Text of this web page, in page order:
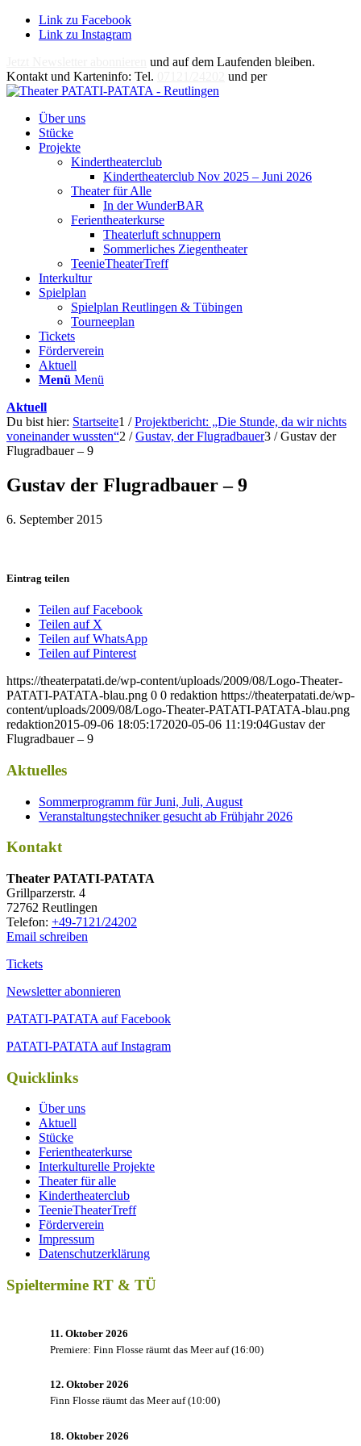
Link zu Facebook
Link zu Instagram
und auf dem Laufenden bleiben.
Kontakt und Karteninfo: Tel.
und per
Über uns
Stücke
Projekte
Kindertheaterclub
Kindertheaterclub Nov 2025 – Juni 2026
Theater für Alle
In der WunderBAR
Ferientheaterkurse
Theaterluft schnuppern
Sommerliches Ziegentheater
TeenieTheaterTreff
Interkultur
Spielplan
Spielplan Reutlingen & Tübingen
Tourneeplan
Tickets
Förderverein
Aktuell
Menü Menü
Aktuell
Du bist hier: Startseite1 / Projektbericht: „Die Stunde, da wir nichts
voneinander wussten“2 / Gustav, der Flugradbauer3 / Gustav der
Flugradbauer – 9
Gustav der Flugradbauer – 9
6. September 2015
Eintrag teilen
Teilen auf Facebook
Teilen auf X
Teilen auf WhatsApp
Teilen auf Pinterest
https://theaterpatati.de/wp-content/uploads/2009/08/Logo-Theater-
PATATI-PATATA-blau.png 0 0 redaktion https://theaterpatati.de/wp-
content/uploads/2009/08/Logo-Theater-PATATI-PATATA-blau.png
redaktion2015-09-06 18:05:172020-05-06 11:19:04Gustav der
Flugradbauer – 9
Aktuelles
Sommerprogramm für Juni, Juli, August
Veranstaltungstechniker gesucht ab Frühjahr 2026
Kontakt
Thea­ter PATATI-PATATA
Grill­par­zer­str. 4
72762 Reutlingen
Tele­fon: +49-7121/24202
Email schreiben
Tickets
Newsletter abonnieren
PATATI-PATATA auf Facebook
PATATI-PATATA auf Instagram
Quicklinks
Über uns
Aktuell
Stücke
Ferientheaterkurse
Interkulturelle Projekte
Theater für alle
Kindertheaterclub
TeenieTheaterTreff
Förderverein
Impressum
Datenschutzerklärung
Spieltermine RT & TÜ
11. Oktober 2026
Premiere: Finn Flosse räumt das Meer auf(16:00)
12. Oktober 2026
Finn Flosse räumt das Meer auf(10:00)
18. Oktober 2026